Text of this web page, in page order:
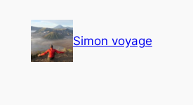
contenu
Simon voyage